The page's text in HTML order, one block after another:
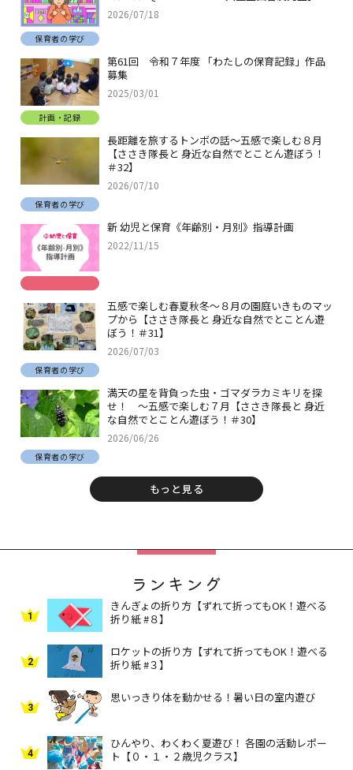
2026/07/18
保育者の学び
第61回 令和７年度 「わたしの保育記録」作品
募集
2025/03/01
計画・記録
長距離を旅するトンボの話～五感で楽しむ８月
【ささき隊長と 身近な自然でとことん遊ぼう！
＃32】
2026/07/10
保育者の学び
新 幼児と保育《年齢別・月別》指導計画
2022/11/15
五感で楽しむ春夏秋冬～８月の園庭いきものマッ
プから【ささき隊長と 身近な自然でとことん遊
ぼう！＃31】
2026/07/03
保育者の学び
満天の星を背負った虫・ゴマダラカミキリを探
せ！ ～五感で楽しむ７月【ささき隊長と 身近
な自然でとことん遊ぼう！＃30】
2026/06/26
保育者の学び
もっと見る
ランキング
1
きんぎょの折り方【ずれて折ってもOK！遊べる
折り紙 #８】
2
ロケットの折り方【ずれて折ってもOK！遊べる
折り紙 #３】
3
思いっきり体を動かせる！暑い日の室内遊び
4
ひんやり、わくわく夏遊び！ 各園の活動レポー
ト【０・１・２歳児クラス】